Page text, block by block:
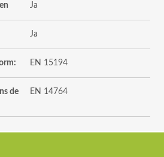
Ja
Ja
EN 15194
de
EN 14764